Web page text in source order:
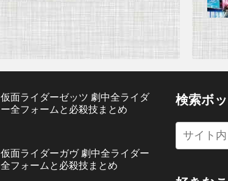
仮面ライダーゼッツ 劇中全ライダ
ー全フォームと必殺技まとめ
仮面ライダーガヴ 劇中全ライダー
全フォームと必殺技まとめ
検索ボ